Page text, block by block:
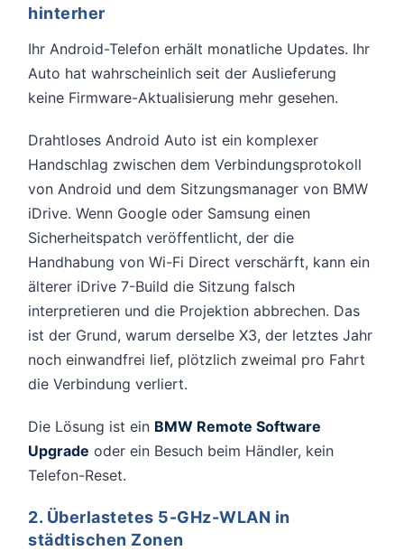
hinterher
Ihr Android-Telefon erhält monatliche Updates. Ihr
Auto hat wahrscheinlich seit der Auslieferung
keine Firmware-Aktualisierung mehr gesehen.
Drahtloses Android Auto ist ein komplexer
Handschlag zwischen dem Verbindungsprotokoll
von Android und dem Sitzungsmanager von BMW
iDrive. Wenn Google oder Samsung einen
Sicherheitspatch veröffentlicht, der die
Handhabung von Wi-Fi Direct verschärft, kann ein
älterer iDrive 7-Build die Sitzung falsch
interpretieren und die Projektion abbrechen. Das
ist der Grund, warum derselbe X3, der letztes Jahr
noch einwandfrei lief, plötzlich zweimal pro Fahrt
die Verbindung verliert.
Die Lösung ist ein BMW Remote Software
Upgrade oder ein Besuch beim Händler, kein
Telefon-Reset.
2. Überlastetes 5-GHz-WLAN in
städtischen Zonen